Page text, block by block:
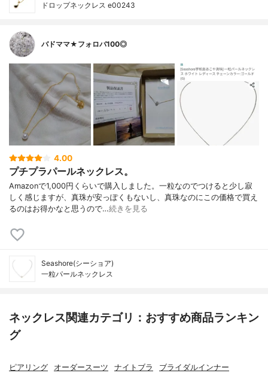
ドロップネックレス e00243
バドママ★フォロバ100◎
4.00
プチプラパールネックレス。
Amazonで1,000円くらいで購入しました。一粒なのでつけると少し寂
しく感じますが、真珠が安っぽくもないし、真珠なのにこの価格で買え
るのはお得かなと思うので…続きを見る
Seashore(シーショア)
一粒パールネックレス
ネックレス関連カテゴリ：おすすめ商品ランキン
グ
ピアリング オーダースーツ ナイトブラ ブライダルインナー